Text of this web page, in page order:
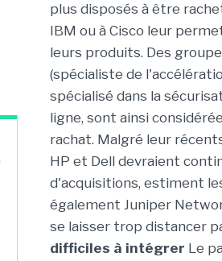
plus disposés à être
IBM ou à Cisco leur
leurs produits. Des
(spécialiste de
spécialisé dans la
ligne, sont ainsi
rachat. Malgré leur
HP et Dell devraient
d'acquisitions, estiment
également Juniper
se laisser trop distancer
difficiles à intégrer Le